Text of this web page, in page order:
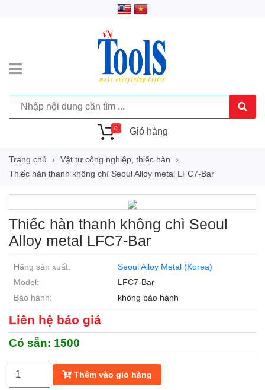
0 Giỏ hàng
Trang chủ
Vật tư công nghiệp, thiếc hàn
Thiếc hàn thanh không chì Seoul Alloy metal LFC7-Bar
Thiếc hàn thanh không chì Seoul
Alloy metal LFC7-Bar
Hãng sản xuất:
Seoul Alloy Metal (Korea)
Model:
LFC7-Bar
Bảo hành:
không bảo hành
Liên hệ báo giá
Có sẵn: 1500
Thêm vào giỏ hàng